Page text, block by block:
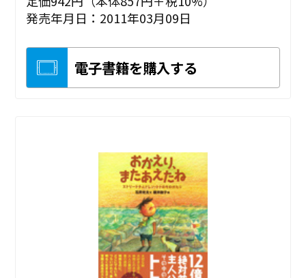
発売年月日：2011年03月09日
電子書籍を購入する